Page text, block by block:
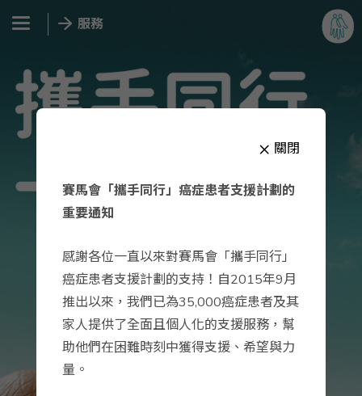
× 關閉
賽馬會「攜手同行」癌症患者支援計劃的
重要通知
感謝各位一直以來對賽馬會「攜手同行」
癌症患者支援計劃的支持！自2015年9月
推出以來，我們已為35,000癌症患者及其
家人提供了全面且個人化的支援服務，幫
助他們在困難時刻中獲得支援、希望與力
量。